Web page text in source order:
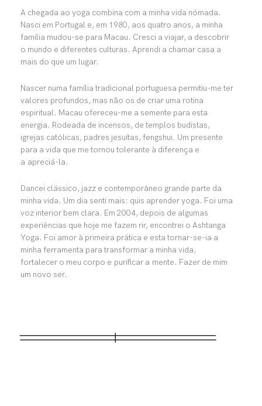
A chegada ao yoga combina com a minha vida nómada.
Nasci em Portugal e, em 1980, aos quatro anos, a minha
família mudou-se para Macau. Cresci a viajar, a descobrir
o mundo e diferentes culturas. Aprendi a chamar casa a
mais do que um lugar.
Nascer numa família tradicional portuguesa permitiu-me ter
valores profundos, mas não os de criar uma rotina
espiritual. Macau ofereceu-me a semente para esta
energia. Rodeada de incensos, de templos budistas,
igrejas católicas, padres jesuítas, fengshui. Um presente
para a vida que me tornou tolerante à diferença e
a apreciá-la.
Dancei clássico, jazz e contemporâneo grande parte da
minha vida. Um dia senti mais: quis aprender yoga. Foi uma
voz interior bem clara. Em 2004, depois de algumas
experiências que hoje me fazem rir, encontrei o Ashtanga
Yoga. Foi amor à primeira prática e esta tornar-se-ia a
minha ferramenta para transformar a minha vida,
fortalecer o meu corpo e purificar a mente. Fazer de mim
um novo ser.